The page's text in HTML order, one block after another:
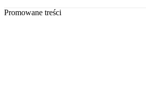
Promowane treści